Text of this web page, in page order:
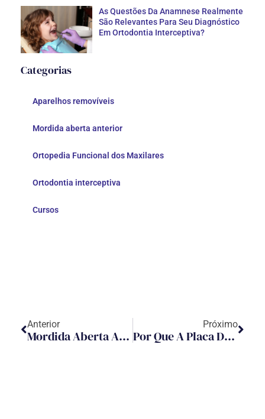
As Questões Da Anamnese Realmente
São Relevantes Para Seu Diagnóstico
Em Ortodontia Interceptiva?
Categorias
Aparelhos removíveis
Mordida aberta anterior
Ortopedia Funcional dos Maxilares
Ortodontia interceptiva
Cursos
Anterior
Mordida Aberta Anterior: O Que Ponderar No Tratamento Interceptor￼
Próximo
Por Que A Placa De Schwarz Deve Ser Utilizada Antes Da Expansão Rápida Da Maxila?